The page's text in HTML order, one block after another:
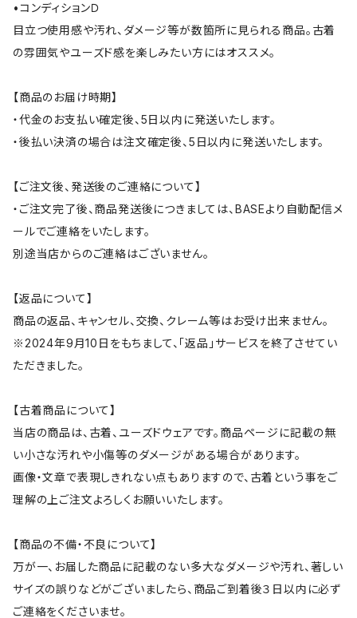
•コンディションＤ
目立つ使用感や汚れ、ダメージ等が数箇所に見られる商品。古着
の雰囲気やユーズド感を楽しみたい方にはオススメ。
【商品のお届け時期】
・代金のお支払い確定後、5日以内に発送いたします。
・後払い決済の場合は注文確定後、5日以内に発送いたします。
【ご注文後、発送後のご連絡について】
・ご注文完了後、商品発送後につきましては、BASEより自動配信メ
ールでご連絡をいたします。
別途当店からのご連絡はございません。
【返品について】
商品の返品、キャンセル、交換、クレーム等はお受け出来ません。
※2024年9月10日をもちまして、「返品」サービスを終了させてい
ただきました。
【古着商品について】
当店の商品は、古着、ユーズドウェアです。商品ページに記載の無
い小さな汚れや小傷等のダメージがある場合があります。
画像・文章で表現しきれない点もありますので、古着という事をご
理解の上ご注文よろしくお願いいたします。
【商品の不備・不良について】
万が一、お届した商品に記載のない多大なダメージや汚れ、著しい
サイズの誤りなどがございましたら、商品ご到着後３日以内に必ず
ご連絡をくださいませ。